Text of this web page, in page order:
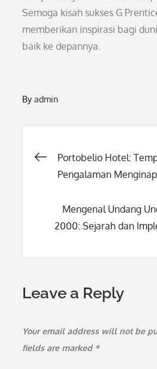
Semoga kisah sukses G
memberikan inspirasi bagi
baik ke depannya.
Byadmin
Post
Portobelio Hotel:
Pengalaman
Mengenal Undang
2000: Sejarah dan
Leave a Reply
Your email address will not be
fields are marked *